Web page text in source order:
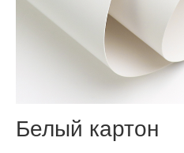
Белый картон